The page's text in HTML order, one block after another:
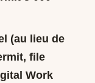
(au lieu de
file
Work